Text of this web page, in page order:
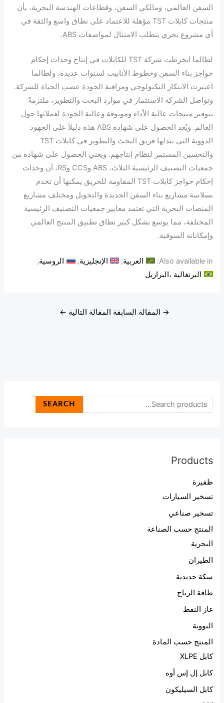
SEARCH
Products
ظفيرة
تسخير السيارات
تسخير صناعي
المنتج حسب الصناعة
البحرية
الطيران
سكة حديدية
طاقة الرياح
غاز النفط
النووية
المنتج حسب المادة
كابل XLPE
كابل إل إس أوه
كابل السيليكون
السفن العالمي، ومالكي السفن، وقطاعات الهندسة البحرية، بأن
منتجات كابلات TST مؤهلة للاعتماد على نطاق واسع والثقة في
أي مشروع بحري يتطلب الامتثال لمواصفات ABS.
لطالما انخرطت شركة TST للكابلات في إنتاج وحدات إحكام
حواجز بناء السفن وخطوط الأنابيب لسنوات عديدة، ولطالما
اعتبرت الابتكار التكنولوجي ومراقبة الجودة عصب الحياة للشركة.
وتواصل الشركة الاستثمار في موارد البحث والتطوير، ملتزمةً
بتوفير منتجات عالية الأداء وموثوقة وعالية الجودة لعملائها حول
العالم. ويُعد الحصول على شهادة ABS هذه دليلاً على الجهود
الدؤوبة التي يبذلها فريق البحث والتطوير في كابلات TST
والتحسين المستمر لنظام إنتاجهم. ويعني الحصول على شهادة من
جمعيات التصنيف الرئيسية الثلاث، ABS وCCS وRS، أن وحدات
إحكام حواجز كابلات TST المقاومة للحريق يمكنها أن تخدم
بسلاسة مشاريع بناء السفن الجديدة والتحويل ومختلف مشاريع
المنصات البحرية التي تعتمد معايير جمعيات التصنيف الرئيسية
المختلفة، مما يوسع بشكل كبير نطاق تطبيق المنتج العالمي
وإمكاناته السوقية.
Also available in: العربية الإنجليزية
الروسية
البرتغالية ،البرازيل
→ المقالة السابقة المقالة التالية ←